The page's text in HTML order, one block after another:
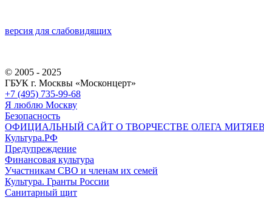
версия для слабовидящих
© 2005 - 2025
ГБУК г. Москвы «Москонцерт»
+7 (495) 735-99-68
Я люблю Москву
Безопасность
ОФИЦИАЛЬНЫЙ САЙТ О ТВОРЧЕСТВЕ ОЛЕГА
Культура.РФ
Предупреждение
Финансовая культура
Участникам СВО и членам их семей
Культура. Гранты России
Санитарный щит